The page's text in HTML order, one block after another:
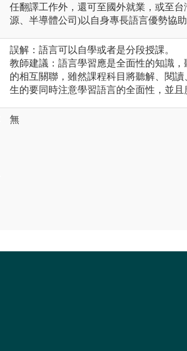
任翻譯工作外，還可至國外就業，或至
源、半導體公司)以自身專長語言優勢協
誤解：語言可以自學或者是分段授課。
教師建議：語言學習應是全面性的知識
的相互關聯，雖然課程科目將聽解、閱
生的要同時注意學習語言的全面性，並且
無